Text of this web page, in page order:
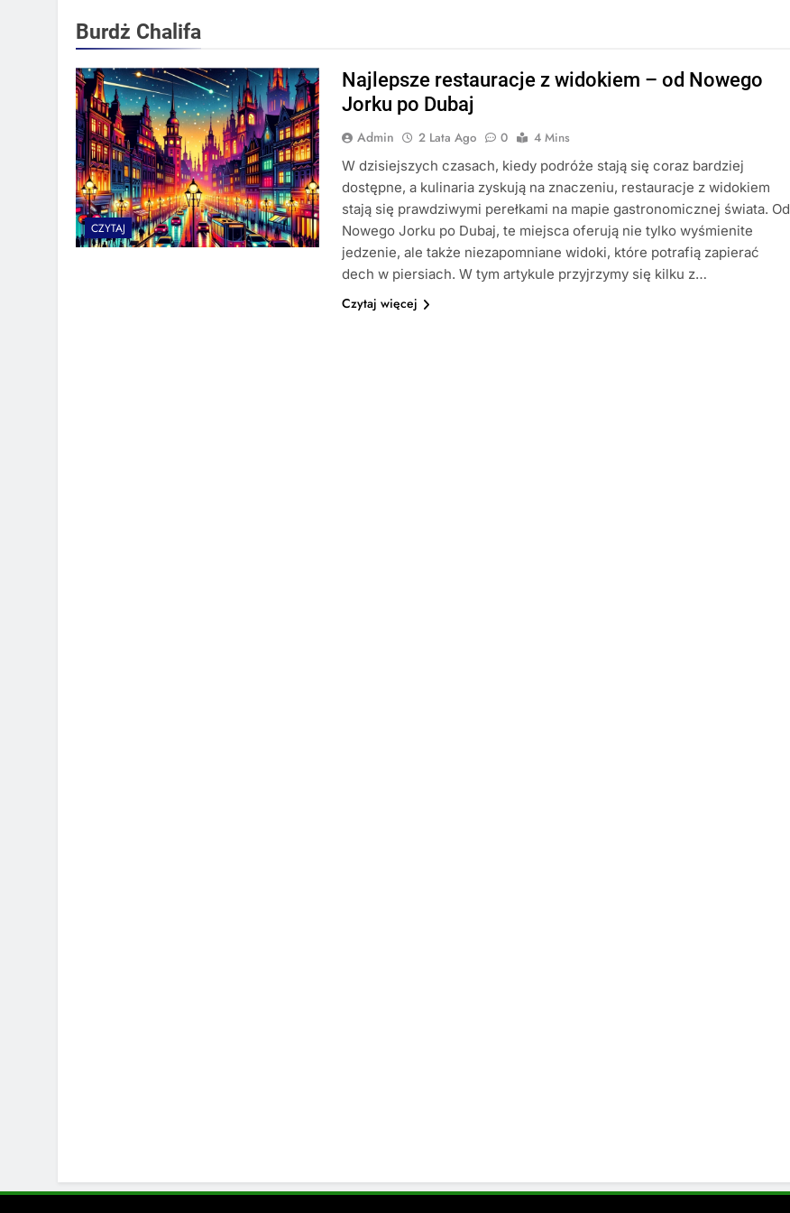
Burdż Chalifa
CZYTAJ
Najlepsze restauracje z widokiem – od Nowego
Jorku po Dubaj
Admin 2 Lata Ago 0
4 Mins
W dzisiejszych czasach, kiedy podróże stają się coraz bardziej
dostępne, a kulinaria zyskują na znaczeniu, restauracje z widokiem
stają się prawdziwymi perełkami na mapie gastronomicznej świata. Od
Nowego Jorku po Dubaj, te miejsca oferują nie tylko wyśmienite
jedzenie, ale także niezapomniane widoki, które potrafią zapierać
dech w piersiach. W tym artykule przyjrzymy się kilku z…
Czytaj więcej